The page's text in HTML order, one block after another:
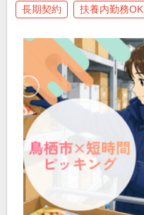
長期契約 扶養内勤務OK